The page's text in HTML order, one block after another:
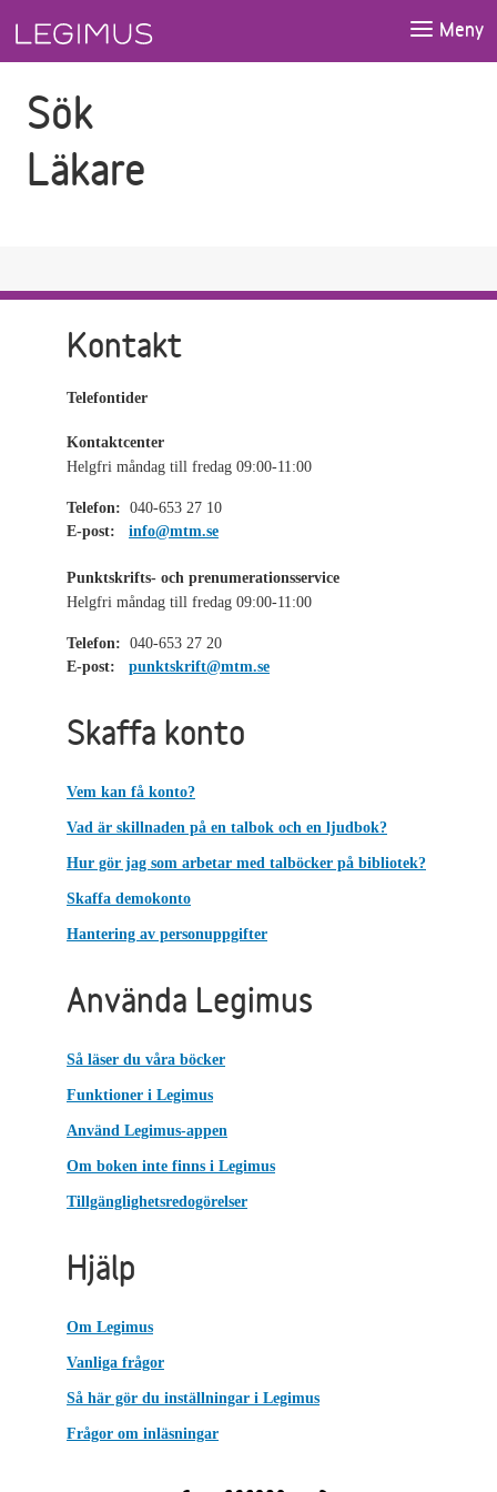
Meny
Sök
Läkare
Kontakt
Telefontider
Kontaktcenter
Helgfri måndag till fredag 09:00-11:00
Telefon: 040-653 27 10
E-post:
info@mtm.se
Punktskrifts- och prenumerationsservice
Helgfri måndag till fredag 09:00-11:00
Telefon: 040-653 27 20
E-post:
punktskrift@mtm.se
Skaffa konto
Vem kan få konto?
Vad är skillnaden på en talbok och en ljudbok?
Hur gör jag som arbetar med talböcker på bibliotek?
Skaffa demokonto
Hantering av personuppgifter
Använda Legimus
Så läser du våra böcker
Funktioner i Legimus
Använd Legimus-appen
Om boken inte finns i Legimus
Tillgänglighetsredogörelser
Hjälp
Om Legimus
Vanliga frågor
Så här gör du inställningar i Legimus
Frågor om inläsningar